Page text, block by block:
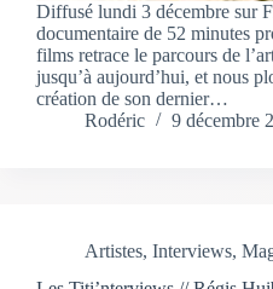
Diffusé lundi 3 décembre sur
documentaire de 52 minutes
films retrace le parcours de
jusqu’à aujourd’hui, et nous
création de son dernier…
Rodéric
9 décembre
Artistes, Interviews,